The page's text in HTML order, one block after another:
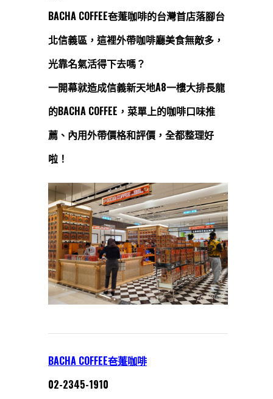
BACHA COFFEE夿萐咖啡的台灣首店落腳台
北信義區，這裡外帶咖啡廳美食無敵多，
光靠名氣活得下去嗎？
一開幕就造成信義新天地A8一樓大排長龍
的BACHA COFFEE，菜單上的咖啡口味推
薦、內用外帶價格和評價，全都整理好
啦！
BACHA COFFEE夿萐咖啡
02-2345-1910